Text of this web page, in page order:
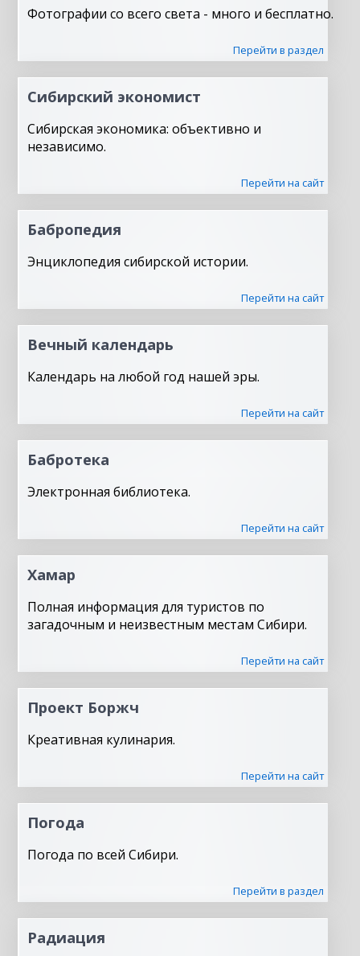
Фотографии со всего света - много и бесплатно.
Перейти в раздел
Сибирский экономист
Сибирская экономика: объективно и
независимо.
Перейти на сайт
Бабропедия
Энциклопедия сибирской истории.
Перейти на сайт
Вечный календарь
Календарь на любой год нашей эры.
Перейти на сайт
Бабротека
Электронная библиотека.
Перейти на сайт
Хамар
Полная информация для туристов по
загадочным и неизвестным местам Сибири.
Перейти на сайт
Проект Боржч
Креативная кулинария.
Перейти на сайт
Погода
Погода по всей Сибири.
Перейти в раздел
Радиация